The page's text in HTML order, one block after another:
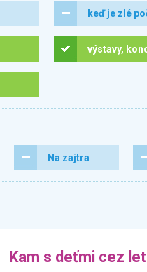
keď je zlé
výstavy,
Na zajtra
Kam s deťmi cez